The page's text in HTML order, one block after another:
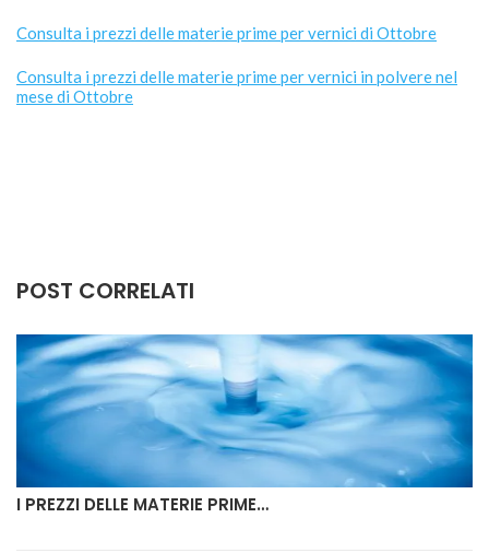
Consulta i prezzi delle materie prime per vernici di Ottobre
Consulta i prezzi delle materie prime per vernici in polvere nel
mese di Ottobre
POST CORRELATI
I PREZZI DELLE MATERIE PRIME…